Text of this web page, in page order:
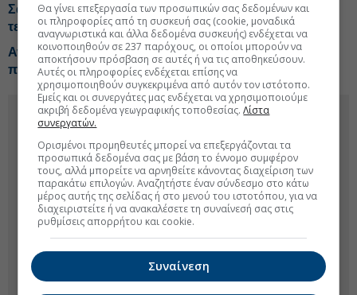
Σάλλας: Η Ελλάδα μπορεί να γίνει παραγωγός
τεχνολογίας
Ανασυγκροτήθηκε το δ.σ. της Profile μετά την
παραίτηση μέλους
Θα γίνει επεξεργασία των προσωπικών σας δεδομένων και
οι πληροφορίες από τη συσκευή σας (cookie, μοναδικά
αναγνωριστικά και άλλα δεδομένα συσκευής) ενδέχεται να
κοινοποιηθούν σε 237 παρόχους, οι οποίοι μπορούν να
αποκτήσουν πρόσβαση σε αυτές ή να τις αποθηκεύσουν.
Αυτές οι πληροφορίες ενδέχεται επίσης να
χρησιμοποιηθούν συγκεκριμένα από αυτόν τον ιστότοπο.
Εμείς και οι συνεργάτες μας ενδέχεται να χρησιμοποιούμε
ακριβή δεδομένα γεωγραφικής τοποθεσίας.Λίστα
συνεργατών.
Ορισμένοι προμηθευτές μπορεί να επεξεργάζονται τα
προσωπικά δεδομένα σας με βάση το έννομο συμφέρον
τους, αλλά μπορείτε να αρνηθείτε κάνοντας διαχείριση των
παρακάτω επιλογών. Αναζητήστε έναν σύνδεσμο στο κάτω
μέρος αυτής της σελίδας ή στο μενού του ιστοτόπου, για να
διαχειριστείτε ή να ανακαλέσετε τη συναίνεσή σας στις
ρυθμίσεις απορρήτου και cookie.
Συναίνεση